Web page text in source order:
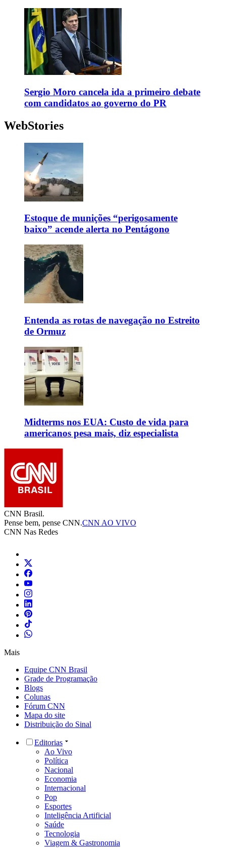
Sergio Moro cancela ida a primeiro debate
com candidatos ao governo do PR
WebStories
Estoque de munições “perigosamente
baixo” acende alerta no Pentágono
Entenda as rotas de navegação no Estreito
de Ormuz
Midterms nos EUA: Custo de vida para
americanos pesa mais, diz especialista
CNN Brasil.
Pense bem, pense CNN.CNN AO VIVO
CNN Nas Redes
Mais
Equipe CNN Brasil
Grade de Programação
Blogs
Colunas
Fórum CNN
Mapa do site
Distribuição do Sinal
Editorias
Ao Vivo
Política
Nacional
Economia
Internacional
Pop
Esportes
Inteligência Artificial
Saúde
Tecnologia
Viagem & Gastronomia